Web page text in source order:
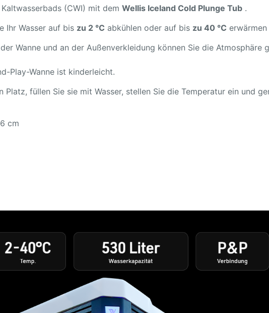
(CWI) mit demWellis Iceland Cold Plunge Tub .
Ihr Wasser auf bis zu 2 °C abkühlen oder auf bis zu 40 °C erwärmen
Wanne und an der Außenverkleidung können Sie die Atmosphäre
Play-Wanne ist kinderleicht.
Platz, füllen Sie sie mit Wasser, stellen Sie die Temperatur ein und
cm